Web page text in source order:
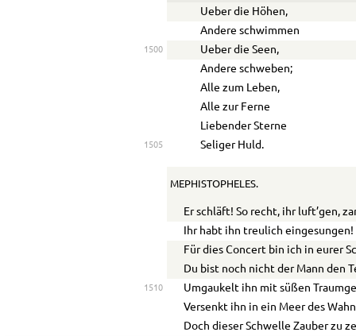
Ueber die Höhen,
Andere schwimmen
1500
Ueber die Seen,
Andere schweben;
Alle zum Leben,
Alle zur Ferne
Liebender Sterne
1505 Seliger Huld.
MEPHISTOPHELES.
Er schläft! So recht, ihr luft’gen,
Ihr habt ihn treulich eingesungen!
Für dies Concert bin ich in eurer
Du bist noch nicht der Mann den
1510
Umgaukelt ihn mit süßen
Versenkt ihn in ein Meer des
Doch dieser Schwelle Zauber zu